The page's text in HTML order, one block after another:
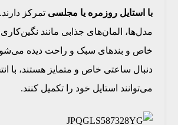
با استایل روزمره یا مجلسی تمرکز
مدل‌ها، المان‌های جذابی مانند
خاص و بندهای سبک و راحت دیده
دنبال ساعتی خاص و متمایز هستند، با
می‌توانند استایل خود را تکمیل کنند.